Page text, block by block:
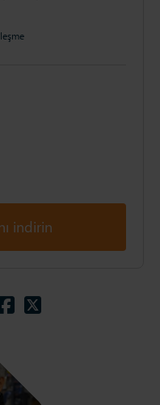
indirin
Facebook
Twitter